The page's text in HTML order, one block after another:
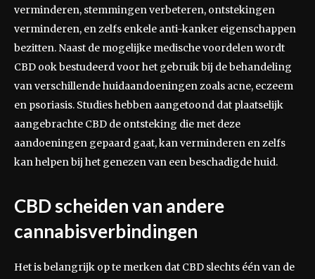
verminderen, stemmingen verbeteren, ontstekingen
verminderen, en zelfs enkele anti-kanker eigenschappen
bezitten. Naast de mogelijke medische voordelen wordt
CBD ook bestudeerd voor het gebruik bij de behandeling
van verschillende huidaandoeningen zoals acne, eczeem
en psoriasis. Studies hebben aangetoond dat plaatselijk
aangebrachte CBD de ontsteking die met deze
aandoeningen gepaard gaat, kan verminderen en zelfs
kan helpen bij het genezen van een beschadigde huid.
CBD scheiden van andere
cannabisverbindingen
Het is belangrijk op te merken dat CBD slechts één van de